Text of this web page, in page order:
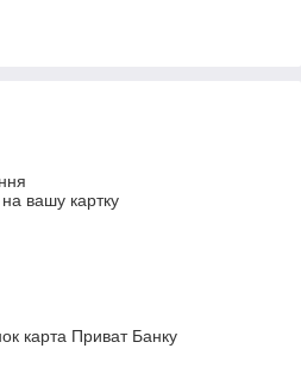
вашу картку
карта Приват Банку